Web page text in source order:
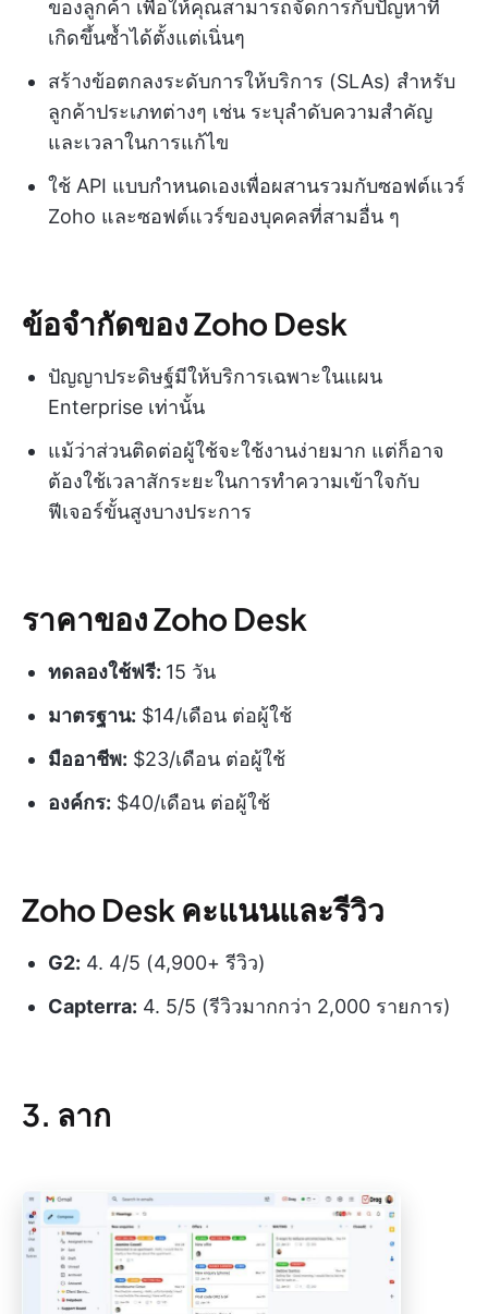
ของลูกค้า เพื่อให้คุณสามารถจัดการกับปัญหาที่
เกิดขึ้นซ้ำได้ตั้งแต่เนิ่นๆ
สร้างข้อตกลงระดับการให้บริการ (SLAs) สำหรับ
ลูกค้าประเภทต่างๆ เช่น ระบุลำดับความสำคัญ
และเวลาในการแก้ไข
ใช้ API แบบกำหนดเองเพื่อผสานรวมกับซอฟต์แวร์
Zoho และซอฟต์แวร์ของบุคคลที่สามอื่น ๆ
ข้อจำกัดของ Zoho Desk
ปัญญาประดิษฐ์มีให้บริการเฉพาะในแผน
Enterprise เท่านั้น
แม้ว่าส่วนติดต่อผู้ใช้จะใช้งานง่ายมาก แต่ก็อาจ
ต้องใช้เวลาสักระยะในการทำความเข้าใจกับ
ฟีเจอร์ขั้นสูงบางประการ
ราคาของ Zoho Desk
ทดลองใช้ฟรี: 15 วัน
มาตรฐาน: $14/เดือน ต่อผู้ใช้
มืออาชีพ: $23/เดือน ต่อผู้ใช้
องค์กร: $40/เดือน ต่อผู้ใช้
Zoho Desk คะแนนและรีวิว
G2: 4. 4/5 (4,900+ รีวิว)
Capterra: 4. 5/5 (รีวิวมากกว่า 2,000 รายการ)
3. ลาก